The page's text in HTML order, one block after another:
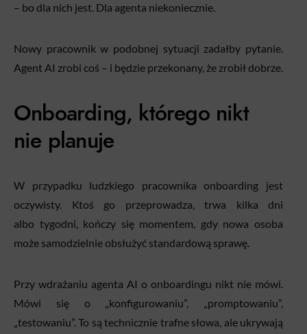
– bo dla nich jest. Dla agenta niekoniecznie.
Nowy pracownik w podobnej sytuacji zadałby pytanie.
Agent AI zrobi coś – i będzie przekonany, że zrobił dobrze.
Onboarding, którego nikt
nie planuje
W przypadku ludzkiego pracownika onboarding jest
oczywisty. Ktoś go przeprowadza, trwa kilka dni
albo tygodni, kończy się momentem, gdy nowa osoba
może samodzielnie obsłużyć standardową sprawę.
Przy wdrażaniu agenta AI o onboardingu nikt nie mówi.
Mówi się o „konfigurowaniu”, „promptowaniu”,
„testowaniu”. To są technicznie trafne słowa, ale ukrywają